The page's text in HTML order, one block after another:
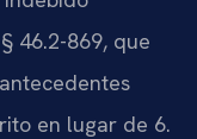
46.2-869, que
en lugar de 6.